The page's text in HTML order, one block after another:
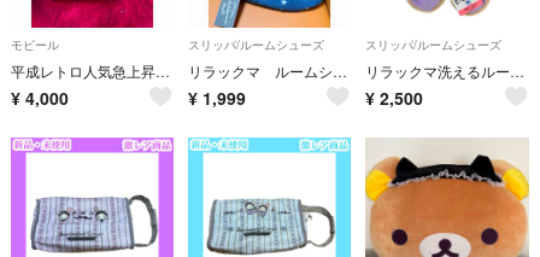
モビール
平成レトロ人気急上昇中【非売品】こげぱん モビール (すみっこに置いてね)
¥ 4,000
スリッパ/ルームシューズ
リラックマ ルームシューズ
¥ 1,999
スリッパ/ルームシューズ
リラックマ洗えるルームシューズ23-25cm
¥ 2,500